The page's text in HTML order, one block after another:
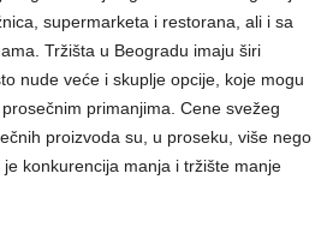
supermarketa i restorana, ali i sa
Tržišta u Beogradu imaju širi
nude veće i skuplje opcije, koje mogu
primanjima. Cene svežeg
proizvoda su, u proseku, više nego
konkurencija manja i tržište manje